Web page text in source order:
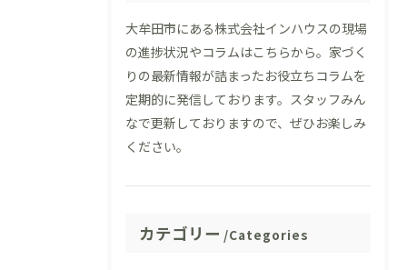
大牟田市にある株式会社インハウスの現場
の進捗状況やコラムはこちらから。家づく
りの最新情報が詰まったお役立ちコラムを
定期的に発信しております。スタッフみん
なで更新しておりますので、ぜひお楽しみ
ください。
カテゴリー Categories